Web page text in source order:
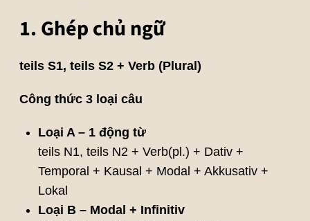
1. Ghép chủ ngữ
teils S1, teils S2 + Verb (Plural)
Công thức 3 loại câu
Loại A – 1 động từ
teils N1, teils N2 + Verb(pl.) + Dativ +
Temporal + Kausal + Modal + Akkusativ +
Lokal
Loại B – Modal + Infinitiv